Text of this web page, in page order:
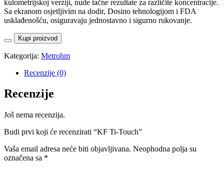
kulometrijskoj verziji, nude tačne rezultate za različite koncentracije.
Sa ekranom osjetljivim na dodir, Dosino tehnologijom i FDA
usklađenošću, osiguravaju jednostavno i sigurno rukovanje.
Kupi proizvod
Kategorija: Metrohm
Recenzije (0)
Recenzije
Još nema recenzija.
Budi prvi koji će recenzirati “KF Ti-Touch”
Vaša email adresa neće biti objavljivana. Neophodna polja su
označena sa *